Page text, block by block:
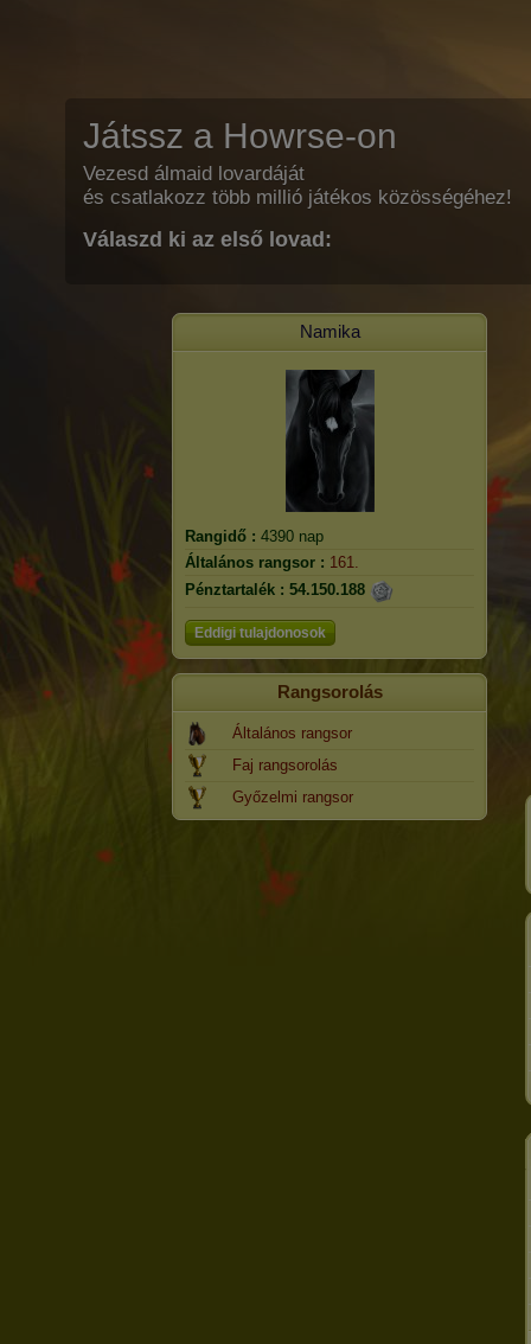
Játssz a Howrse-on
Vezesd álmaid lovardáját
és csatlakozz több millió játékos közösségéhez!
Válaszd ki az első lovad:
Namika
Rangidő : 4390 nap
Általános rangsor : 161.
Pénztartalék : 54.150.188
Eddigi tulajdonosok
Rangsorolás
Általános rangsor
Faj rangsorolás
Győzelmi rangsor